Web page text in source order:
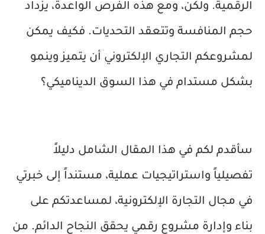
الرقمية. ولكن، ومع هذه الفرص الواعدة، يزداد
حجم المنافسة وتتعقد التحديات. فكيف يمكن
لمشروعكم التجاري الإلكتروني أن يتميز وينمو
بشكل مستدام في هذا السوق الديناميكي؟
سأقدم لكم في هذا المقال الشامل دليلاً
تفصيلياً واستراتيجيات عملية، مستنداً إلى خبرتي
في مجال التجارة الإلكترونية، لمساعدتكم على
بناء وإدارة مشروع رقمي يحقق النجاح الدائم. من